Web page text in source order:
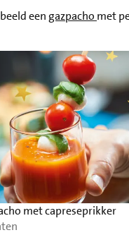
een gazpacho met
met capreseprikker